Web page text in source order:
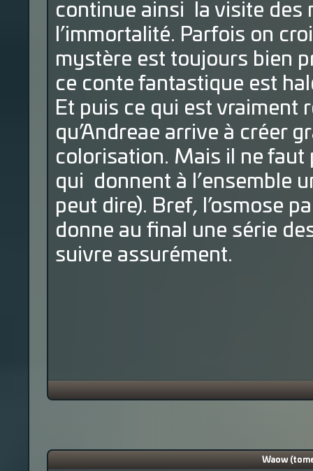
continue ainsi la visite des
l’immortalité. Parfois on
mystère est toujours bien
ce conte fantastique est
Et puis ce qui est vraiment
qu’Andreae arrive à créer
colorisation. Mais il ne faut
qui donnent à l’ensemble
peut dire). Bref, l’osmose
donne au final une série
suivre assurément.
Waow